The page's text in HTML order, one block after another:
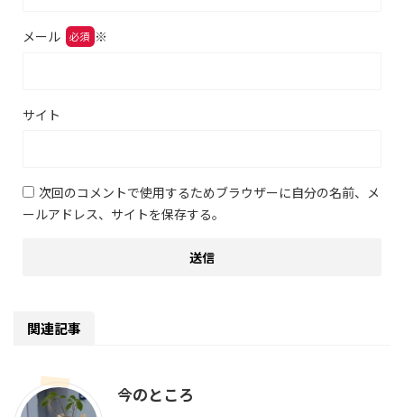
メール ※
サイト
次回のコメントで使用するためブラウザーに自分の名前、メ
ールアドレス、サイトを保存する。
関連記事
今のところ